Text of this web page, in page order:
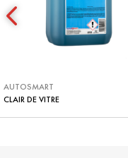
AUTOSMART
CLAIR DE VITRE